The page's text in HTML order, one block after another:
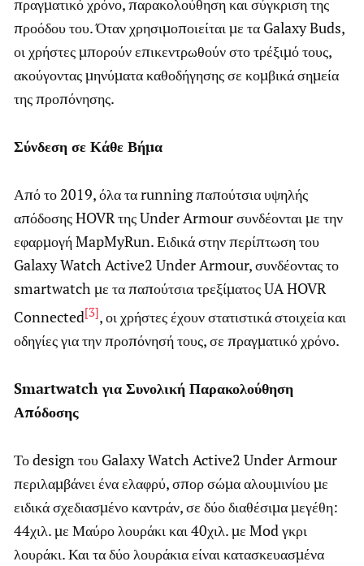
πραγματικό χρόνο, παρακολούθηση και σύγκριση της
προόδου του. Όταν χρησιμοποιείται με τα Galaxy Buds,
οι χρήστες μπορούν επικεντρωθούν στο τρέξιμό τους,
ακούγοντας μηνύματα καθοδήγησης σε κομβικά σημεία
της προπόνησης.
Σύνδεση σε Κάθε Βήμα
Από το 2019, όλα τα running παπούτσια υψηλής
απόδοσης HOVR της Under Armour συνδέονται με την
εφαρμογή MapMyRun. Ειδικά στην περίπτωση του
Galaxy Watch Active2 Under Armour, συνδέοντας το
smartwatch με τα παπούτσια τρεξίματος UA HOVR
Connected[3], οι χρήστες έχουν στατιστικά στοιχεία και
οδηγίες για την προπόνησή τους, σε πραγματικό χρόνο.
Smartwatch για Συνολική Παρακολούθηση
Απόδοσης
Το design του Galaxy Watch Active2 Under Armour
περιλαμβάνει ένα ελαφρύ, σπορ σώμα αλουμινίου με
ειδικά σχεδιασμένο καντράν, σε δύο διαθέσιμα μεγέθη:
44χιλ. με Μαύρο λουράκι και 40χιλ. με Mod γκρι
λουράκι. Και τα δύο λουράκια είναι κατασκευασμένα